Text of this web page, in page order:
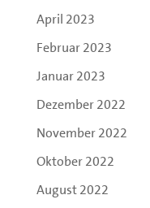
April 2023
Februar 2023
Januar 2023
Dezember 2022
November 2022
Oktober 2022
August 2022